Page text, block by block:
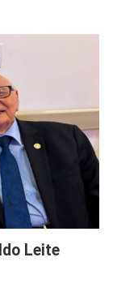
Leite